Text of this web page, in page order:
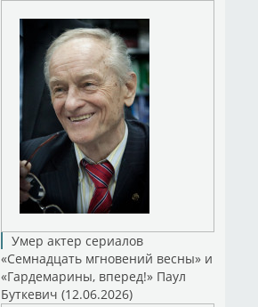
Умер актер сериалов
«Семнадцать мгновений весны» и
«Гардемарины, вперед!» Паул
Буткевич (12.06.2026)